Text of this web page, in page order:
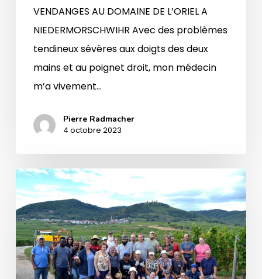
VENDANGES AU DOMAINE DE L’ORIEL A
NIEDERMORSCHWIHR Avec des problèmes
tendineux sévères aux doigts des deux
mains et au poignet droit, mon médecin
m’a vivement…
Pierre Radmacher
4 octobre 2023
Vendanges
au
Domaine
Émile
Beyer